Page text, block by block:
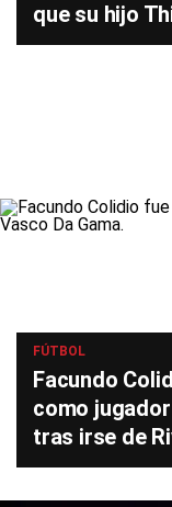
que su hijo
FÚTBOL
Facundo
como
tras irse de